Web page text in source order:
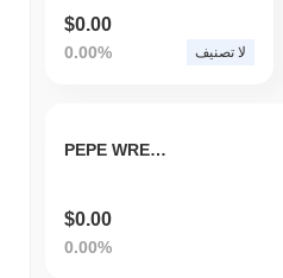
$0.00
0.00% لا تصنيف
PEPE WRESTLING TOKEN
$0.00
0.00%